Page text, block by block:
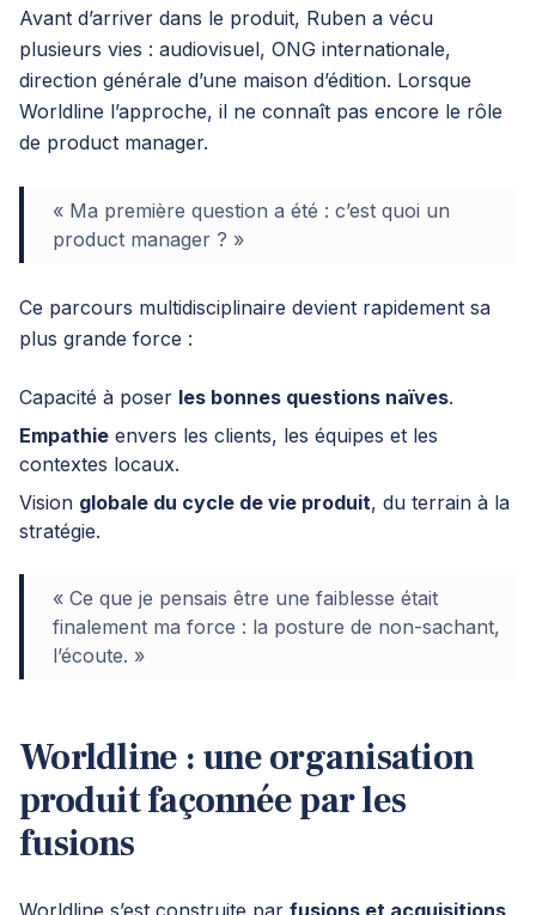
Avant d’arriver dans le produit, Ruben a vécu
plusieurs vies : audiovisuel, ONG internationale,
direction générale d’une maison d’édition. Lorsque
Worldline l’approche, il ne connaît pas encore le rôle
de product manager.
« Ma première question a été : c’est quoi un
product manager ? »
Ce parcours multidisciplinaire devient rapidement sa
plus grande force :
Capacité à poser les bonnes questions naïves.
Empathie envers les clients, les équipes et les
contextes locaux.
Vision globale du cycle de vie produit, du terrain à la
stratégie.
« Ce que je pensais être une faiblesse était
finalement ma force : la posture de non-sachant,
l’écoute. »
Worldline : une organisation
produit façonnée par les
fusions
Worldline s’est construite par fusions et acquisitions,